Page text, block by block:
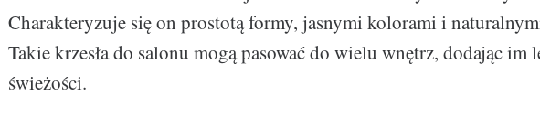
Charakteryzuje się on prostotą formy, jasnymi kolorami i
Takie krzesła do salonu mogą pasować do wielu wnętrz, dodając im
świeżości.